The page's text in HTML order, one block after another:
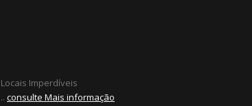
Imperdíveis
consulte Mais informação